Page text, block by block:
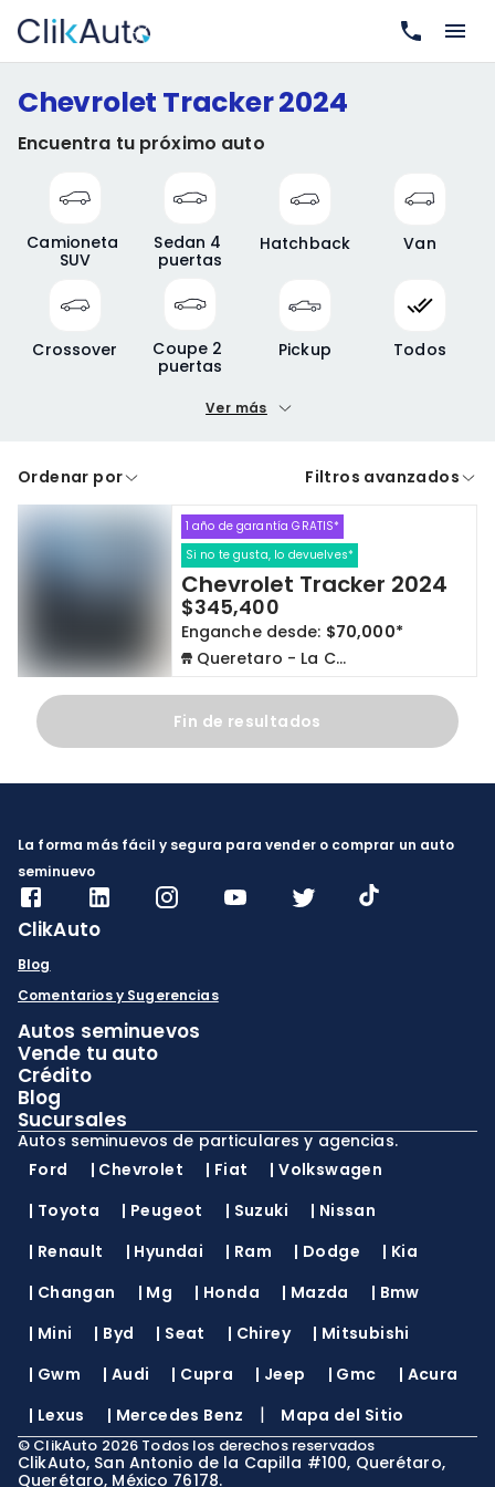
Chevrolet Tracker 2024
Encuentra tu próximo auto
Camioneta
SUV
Sedan 4
puertas
Hatchback Van
Crossover
Coupe 2
puertas
Pickup Todos
Precio máximo
A crédito De contado
Cdmx y Edo Mex Querétaro
Borrar todo
Ver más
Ordenar por Filtros avanzados
1 año de garantía GRATIS*
Si no te gusta, lo devuelves*
Chevrolet Tracker 2024
$345,400
Enganche desde: $70,000*
Queretaro - La Capilla
Fin de resultados
La forma más fácil y segura para vender o comprar un auto
seminuevo
ClikAuto
Blog
Comentarios y Sugerencias
Autos seminuevos
Vende tu auto
Crédito
Blog
Sucursales
Autos seminuevos de particulares y agencias.
Ford
| Chevrolet | Fiat |Volkswagen
| Toyota | Peugeot | Suzuki | Nissan
| Renault | Hyundai | Ram | Dodge | Kia
| Changan | Mg | Honda | Mazda | Bmw
| Mini | Byd | Seat | Chirey | Mitsubishi
| Gwm | Audi | Cupra | Jeep | Gmc | Acura
| Lexus | Mercedes Benz | Mapa del Sitio
© ClikAuto 2026 Todos los derechos reservados
ClikAuto, San Antonio de la Capilla #100, Querétaro,
Querétaro, México 76178.